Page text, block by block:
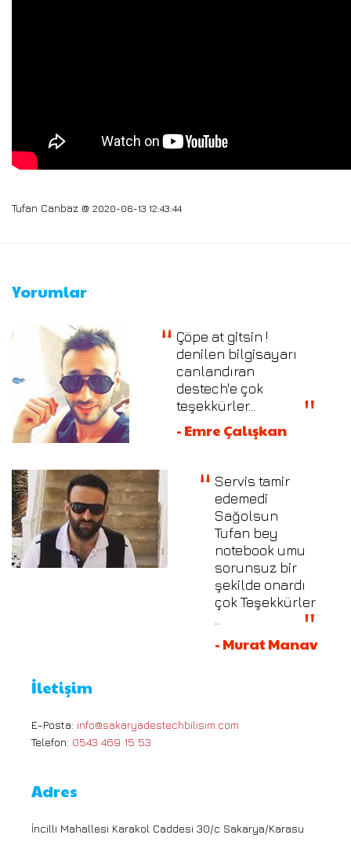
Tufan Canbaz @ 2020-06-13 12:43:44
Yorumlar
Çöpe at gitsin !
denilen bilgisayarı
canlandıran
destech'e çok
teşekkürler...
- Emre Çalışkan
Servis tamir
edemedi
Sağolsun
Tufan bey
notebook umu
sorunsuz bir
şekilde onardı
çok Teşekkürler
- Murat Manav
İletişim
E-Posta: info@sakaryadestechbilisim.com
Telefon: 0543 469 15 53
Adres
İncilli Mahallesi Karakol Caddesi 30/c Sakarya/Karasu